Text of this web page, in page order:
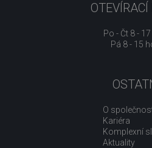
OTEVÍRACÍ
Po - Čt 8 - 17
Pá 8 - 15
O
Kariéra
Komplexní
Aktuality